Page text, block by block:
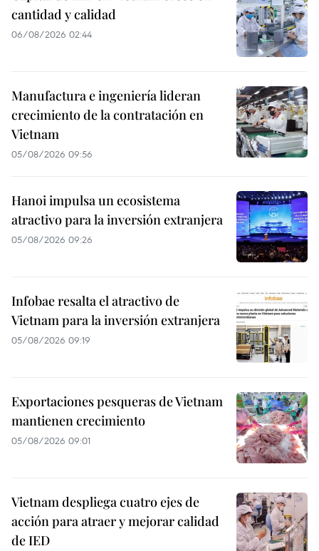
cantidad y calidad
06/08/2026 02:44
Manufactura e ingeniería lideran
crecimiento de la contratación en
Vietnam
05/08/2026 09:56
Hanoi impulsa un ecosistema
atractivo para la inversión extranjera
05/08/2026 09:26
Infobae resalta el atractivo de
Vietnam para la inversión extranjera
05/08/2026 09:19
Exportaciones pesqueras de Vietnam
mantienen crecimiento
05/08/2026 09:01
Vietnam despliega cuatro ejes de
acción para atraer y mejorar calidad
de IED